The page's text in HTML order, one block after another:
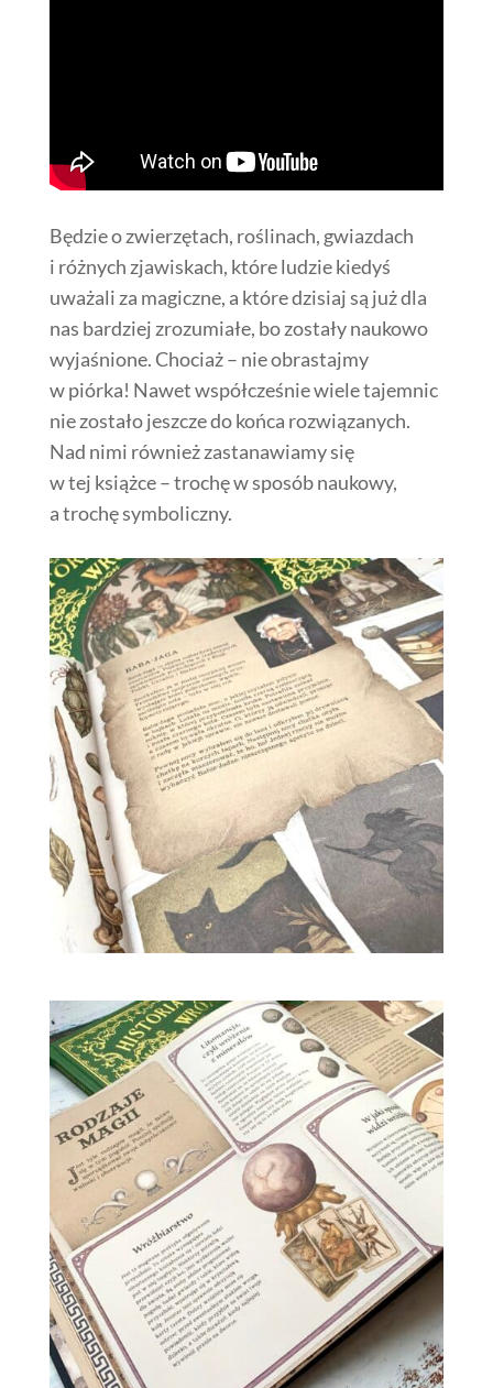
Będzie o zwierzętach, roślinach, gwiazdach
i różnych zjawiskach, które ludzie kiedyś
uważali za magiczne, a które dzisiaj są już dla
nas bardziej zrozumiałe, bo zostały naukowo
wyjaśnione. Chociaż – nie obrastajmy
w piórka! Nawet współcześnie wiele tajemnic
nie zostało jeszcze do końca rozwiązanych.
Nad nimi również zastanawiamy się
w tej książce – trochę w sposób naukowy,
a trochę symboliczny.